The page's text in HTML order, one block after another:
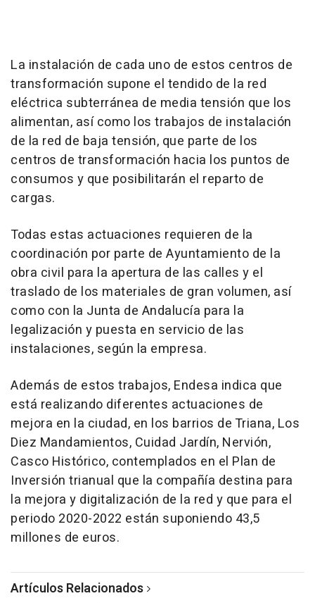
La instalación de cada uno de estos centros de
transformación supone el tendido de la red
eléctrica subterránea de media tensión que los
alimentan, así como los trabajos de instalación
de la red de baja tensión, que parte de los
centros de transformación hacia los puntos de
consumos y que posibilitarán el reparto de
cargas.
Todas estas actuaciones requieren de la
coordinación por parte de Ayuntamiento de la
obra civil para la apertura de las calles y el
traslado de los materiales de gran volumen, así
como con la Junta de Andalucía para la
legalización y puesta en servicio de las
instalaciones, según la empresa.
Además de estos trabajos, Endesa indica que
está realizando diferentes actuaciones de
mejora en la ciudad, en los barrios de Triana, Los
Diez Mandamientos, Cuidad Jardín, Nervión,
Casco Histórico, contemplados en el Plan de
Inversión trianual que la compañía destina para
la mejora y digitalización de la red y que para el
periodo 2020-2022 están suponiendo 43,5
millones de euros.
Artículos Relacionados